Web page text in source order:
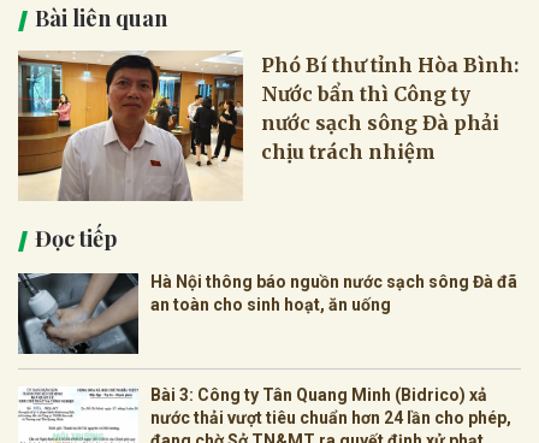
Bài liên quan
Phó Bí thư tỉnh Hòa Bình:
Nước bẩn thì Công ty
nước sạch sông Đà phải
chịu trách nhiệm
Đọc tiếp
Hà Nội thông báo nguồn nước sạch sông Đà đã
an toàn cho sinh hoạt, ăn uống
Bài 3: Công ty Tân Quang Minh (Bidrico) xả
nước thải vượt tiêu chuẩn hơn 24 lần cho phép,